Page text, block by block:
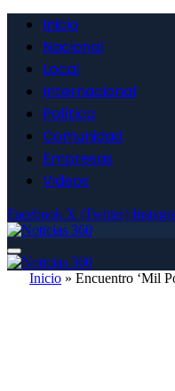
Inicio
Nacional
Local
Internacional
Política
Comunidad
Empresas
Videos
Facebook X (Twitter)
Inicio » Encuentro ‘Mil